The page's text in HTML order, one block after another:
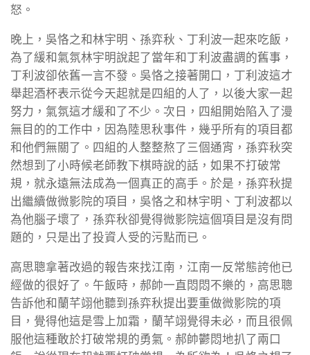
怒。
晚上，吳恪之和林宇明、孫弈秋、丁利波一起來吃飯，
為了緩和氣氛林宇明說起了當年和丁利波盡調的舊事，
丁利波卻依舊一言不發。吳恪之接著開口，丁利波這才
舉起酒杯表示從今天起就是四組的人了，以後大家一起
努力，氣氛這才緩和了不少。次日，四組開始陷入了漫
無目的的工作中，因為陸思秋事件，幾乎所有的項目都
和他們無關了。四組的人整整熬了三個通宵，孫弈秋突
然想到了小時候老師教下棋時說的話，如果不打破常
規，就永遠無法成為一個真正的高手。於是，孫弈秋提
出繼續做微影院的項目，吳恪之和林宇明、丁利波都以
為他腦子壞了，孫弈秋卻覺得微影院這個項目是沒有問
題的，只是出了投資人受的污點而已。
高思聰拿著改過的報告來找江南，江南一反常態誇他已
經做的很好了。午飯時，郝帥一直悶悶不樂的，高思聰
告訴他和蘭芊翊他聽到孫弈秋提出要重做微影院的項
目，覺得他這是雪上加霜，蘭芊翊覺得未必，而且很佩
服他這種敢於打破常規的勇氣。郝帥鬱悶地扒了兩口